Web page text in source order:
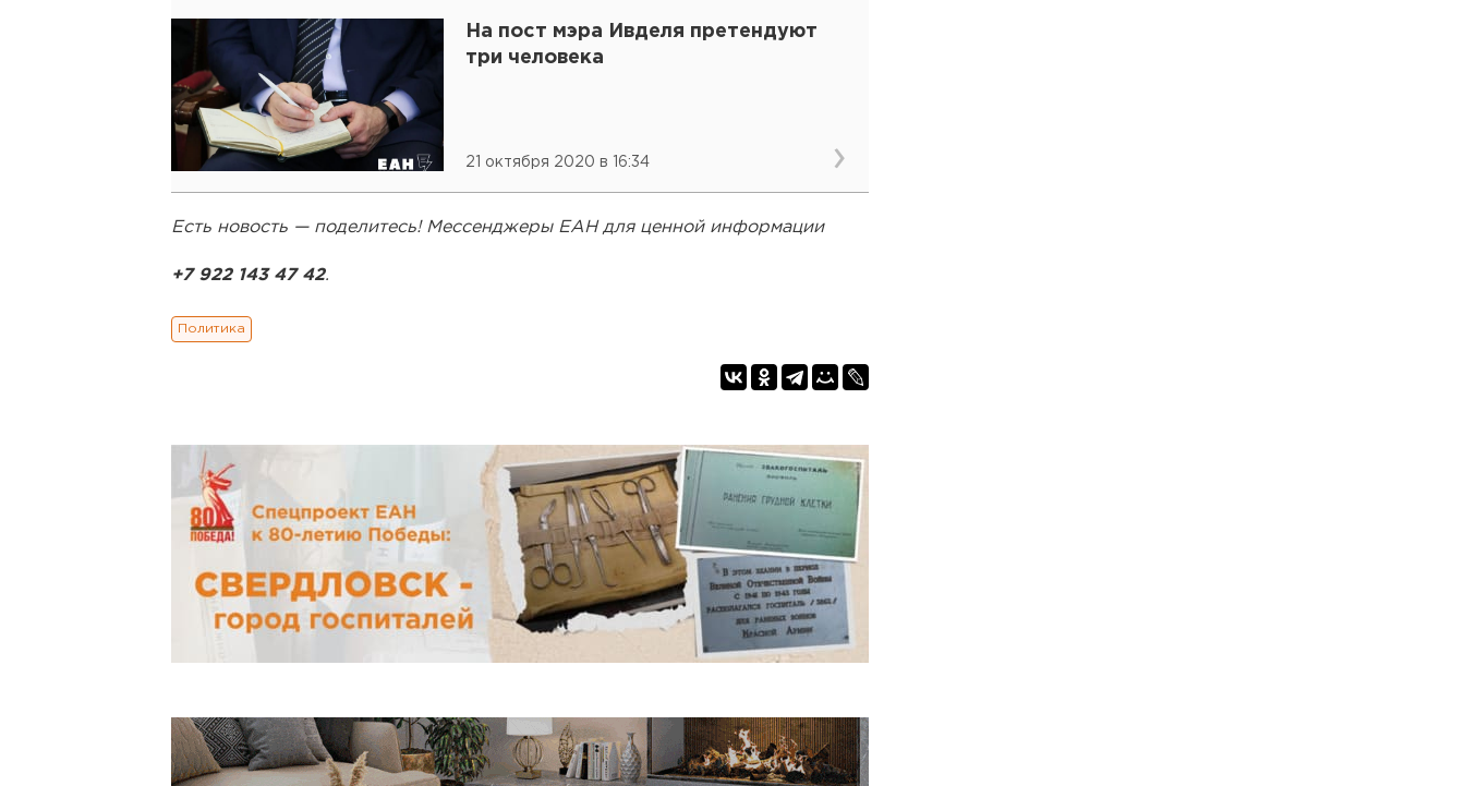
На пост мэра Ивделя претендуют
три человека
21 октября 2020 в 16:34
Есть новость — поделитесь! Мессенджеры ЕАН для ценной информации
+7 922 143 47 42.
Политика